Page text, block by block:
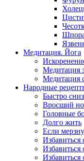
Медитация. Йога
Медитация
Медитация
Народные
Быстро
Вросший
Головные
Долго жить
Если
Избавиться